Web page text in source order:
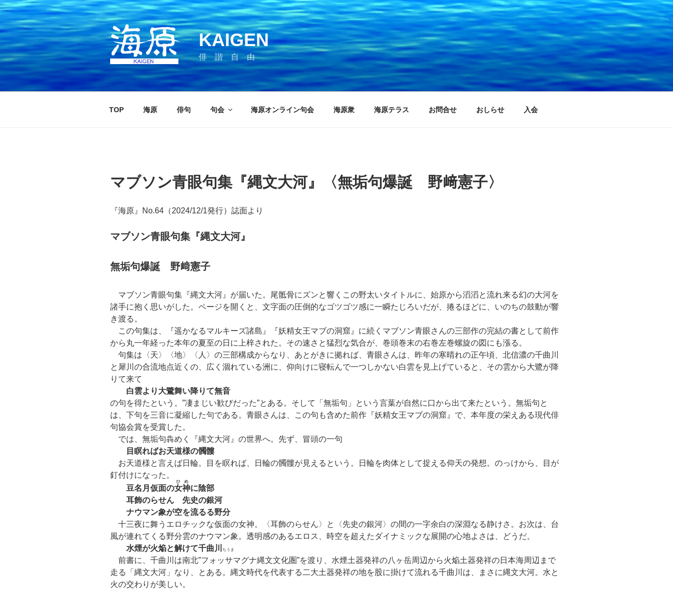
コ
ン
テ
ン
ツ
ス
キ
KAIGEN
俳 諧 自 由
TOP 海原 俳句 句会 海原オンライン句会 海原衆 海原テラス お問合せ おしらせ 入会
マブソン青眼句集『縄文大河』〈無垢句爆誕 野﨑憲子〉
『海原』No.64（2024/12/1発行）誌面より
マブソン青眼句集『縄文大河』
無垢句爆誕 野﨑憲子
マブソン青眼句集『縄文大河』が届いた。尾骶骨にズンと響くこの野太いタイトルに、始原から滔滔と流れ来る幻の大河を
諸手に抱く思いがした。ページを開くと、文字面の圧倒的なゴツゴツ感に一瞬たじろいだが、捲るほどに、いのちの鼓動が響
き渡る。
この句集は、『遥かなるマルキーズ諸島』『妖精女王マブの洞窟』に続くマブソン青眼さんの三部作の完結の書として前作
から丸一年経った本年の夏至の日に上梓された。その速さと猛烈な気合が、巻頭巻末の右巻左巻螺旋の図にも漲る。
句集は〈天〉〈地〉〈人〉の三部構成からなり、あとがきに拠れば、青眼さんは、昨年の寒晴れの正午頃、北信濃の千曲川
と犀川の合流地点近くの、広く涸れている洲に、仰向けに寝転んで一つしかない白雲を見上げていると、その雲から大鷺が降
りて来て
白雲より大鷺舞い降りて無音
の句を得たという。”凄まじい歓びだった”とある。そして「無垢句」という言葉が自然に口から出て来たという。無垢句と
は、下句を三音に凝縮した句である。青眼さんは、この句も含めた前作『妖精女王マブの洞窟』で、本年度の栄えある現代俳
句協会賞を受賞した。
では、無垢句犇めく『縄文大河』の世界へ。先ず、冒頭の一句
目瞑ればお天道様の髑髏
お天道様と言えば日輪。目を瞑れば、日輪の髑髏が見えるという。日輪を肉体として捉える仰天の発想。のっけから、目が
釘付けになった。
豆名月仮面の女神
ひめ
に陰部
耳飾のらせん 先史の銀河
ナウマン象が空を流るる野分
十三夜に舞うエロチックな仮面の女神。〈耳飾のらせん〉と〈先史の銀河〉の間の一字余白の深淵なる静けさ。お次は、台
風が連れてくる野分雲のナウマン象。透明感のあるエロス、時空を超えたダイナミックな展開の心地よさは、どうだ。
水煙が火焔と解けて千曲川 ちうま
前書に、千曲川は南北”フォッサマグナ縄文文化圏”を渡り、水煙土器発祥の八ヶ岳周辺から火焔土器発祥の日本海周辺まで
走る「縄文大河」なり、とある。縄文時代を代表する二大土器発祥の地を股に掛けて流れる千曲川は、まさに縄文大河。水と
火の交わりが美しい。